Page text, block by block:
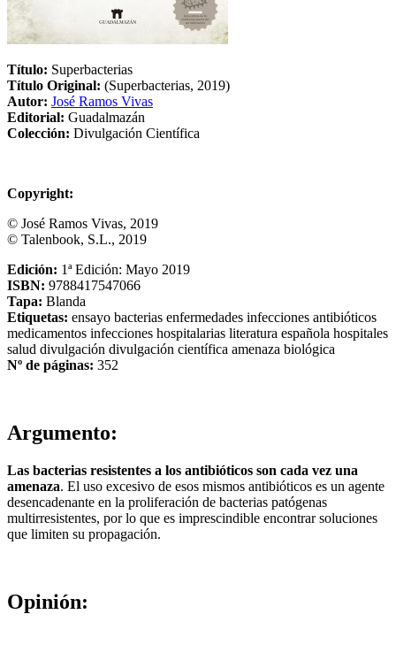
Título: Superbacterias
Título Original: (Superbacterias, 2019)
Autor: José Ramos Vivas
Editorial: Guadalmazán
Colección: Divulgación Científica
Copyright:
© José Ramos Vivas, 2019
© Talenbook, S.L., 2019
Edición: 1ª Edición: Mayo 2019
ISBN: 9788417547066
Tapa: Blanda
Etiquetas: ensayo bacterias enfermedades infecciones antibióticos
medicamentos infecciones hospitalarias literatura española hospitales
salud divulgación divulgación científica amenaza biológica
Nº de páginas: 352
Argumento:
Las bacterias resistentes a los antibióticos son cada vez una
amenaza. El uso excesivo de esos mismos antibióticos es un agente
desencadenante en la proliferación de bacterias patógenas
multirresistentes, por lo que es imprescindible encontrar soluciones
que limiten su propagación.
Opinión: